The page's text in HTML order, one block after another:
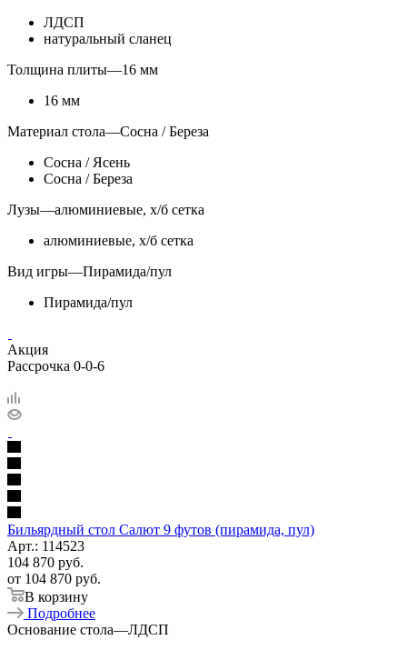
ЛДСП
натуральный сланец
Толщина плиты—16 мм
16 мм
Материал стола—Сосна / Береза
Сосна / Ясень
Сосна / Береза
Лузы—алюминиевые, х/б сетка
алюминиевые, х/б сетка
Вид игры—Пирамида/пул
Пирамида/пул
Акция
Рассрочка 0-0-6
Бильярдный стол Салют 9 футов (пирамида, пул)
Арт.: 114523
104 870 руб.
от 104 870 руб.
В корзину
Подробнее
Основание стола—ЛДСП